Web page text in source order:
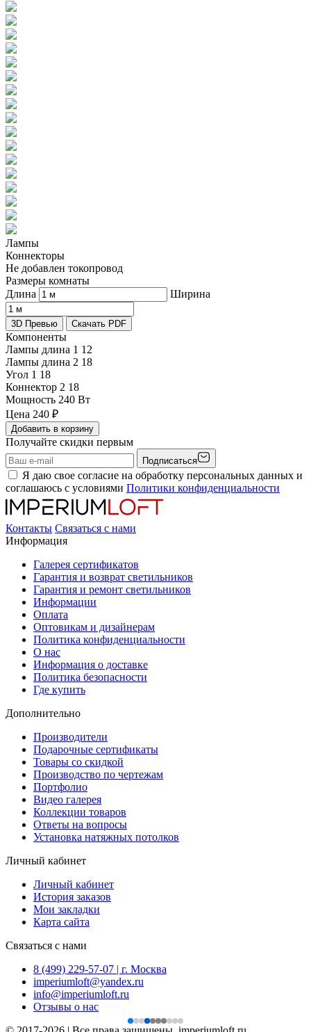
Лампы
Коннекторы
Не добавлен токопровод
Размеры комнаты
Длина
Ширина
3D Превью Скачать PDF
Компоненты
Лампы длина 1 12
Лампы длина 2 18
Угол 1 18
Коннектор 2 18
Мощность 240 Вт
Цена 240 ₽
Добавить в корзину
Получайте скидки первым
Подписаться
Я даю свое согласие на обработку персональных данных и
соглашаюсь с условиями Политики конфиденциальности
Контакты Связаться с нами
Информация
Галерея сертификатов
Гарантия и возврат светильников
Гарантия и ремонт светильников
Информации
Оплата
Оптовикам и дизайнерам
Политика конфиденциальности
О нас
Информация о доставке
Политика безопасности
Где купить
Дополнительно
Производители
Подарочные сертификаты
Товары со скидкой
Производство по чертежам
Портфолио
Видео галерея
Коллекции товаров
Ответы на вопросы
Установка натяжных потолков
Личный кабинет
Личный кабинет
История заказов
Мои закладки
Карта сайта
Связаться с нами
8 (499) 229-57-07 | г. Москва
imperiumloft@yandex.ru
info@imperiumloft.ru
Отзывы о нас